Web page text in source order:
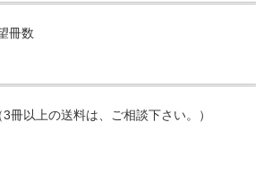
冊数
以上の送料は、ご相談下さい。）